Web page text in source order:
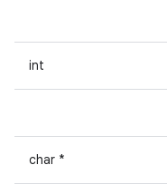
int
char *